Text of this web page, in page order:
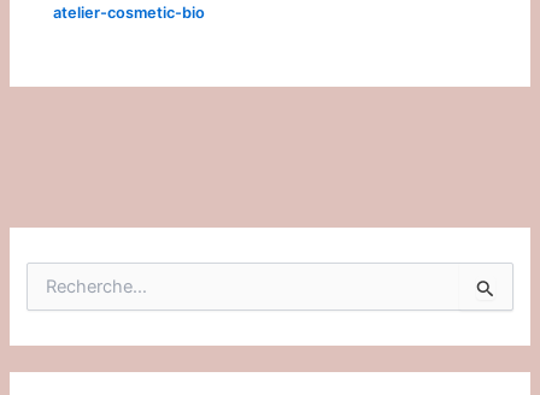
atelier-cosmetic-bio
h
e